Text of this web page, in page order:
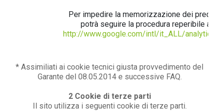
Per impedire la memorizzazione dei
potrà seguire la procedura reperibile al
http://www.google.com/intl/it_ALL/
* Assimiliati ai cookie tecnici giusta provvedimento del
Garante del 08.05.2014 e successive FAQ.
2 Cookie di terze parti
Il sito utilizza i seguenti cookie di terze parti.